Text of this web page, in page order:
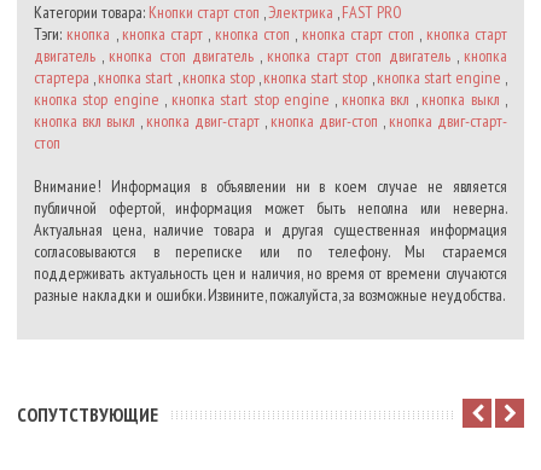
Категории товара: Кнопки старт стоп ,Электрика ,FAST PRO
Тэги: кнопка , кнопка старт , кнопка стоп , кнопка старт стоп , кнопка старт
двигатель , кнопка стоп двигатель, кнопка старт стоп двигатель, кнопка
стартера ,кнопка start ,кнопка stop,кнопка start stop ,кнопка start engine ,
кнопка stop engine , кнопка start stop engine , кнопка вкл , кнопка выкл ,
кнопка вкл выкл , кнопка двиг-старт , кнопка двиг-стоп , кнопка двиг-старт-
стоп
Внимание! Информация в объявлении ни в коем случае не является
публичной офертой, информация может быть неполна или неверна.
Актуальная цена, наличие товара и другая существенная информация
согласовываются в переписке или по телефону. Мы стараемся
поддерживать актуальность цен и наличия, но время от времени случаются
разные накладки и ошибки. Извините, пожалуйста, за возможные неудобства.
CОПУТСТВУЮЩИЕ